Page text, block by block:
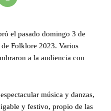
el pasado domingo 3 de
Folklore 2023. Varios
a la audiencia con
música y danzas,
y festivo, propio de las